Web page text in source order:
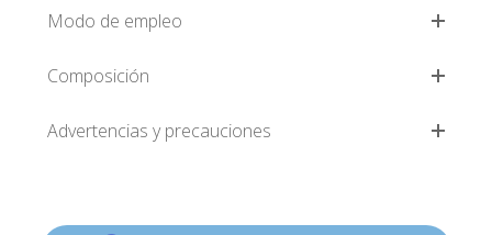
Modo de empleo
Composición
Advertencias y precauciones